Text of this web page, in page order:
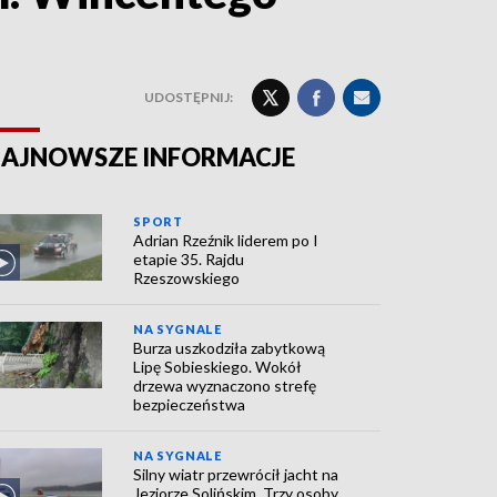
UDOSTĘPNIJ:
INFORMACJE
SPORT
Adrian Rzeźnik liderem po I
etapie 35. Rajdu
Rzeszowskiego
NA SYGNALE
Burza uszkodziła zabytkową
Lipę Sobieskiego. Wokół
drzewa wyznaczono strefę
bezpieczeństwa
NA SYGNALE
Silny wiatr przewrócił jacht na
Jeziorze Solińskim. Trzy osoby